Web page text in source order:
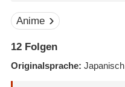
Anime
12Folgen
Originalsprache Japanisch